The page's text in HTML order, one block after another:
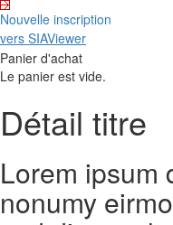
Nouvelle inscription
vers SIAViewer
Panier d'achat
Le panier est vide.
Détail titre
Lorem ipsum
nonumy